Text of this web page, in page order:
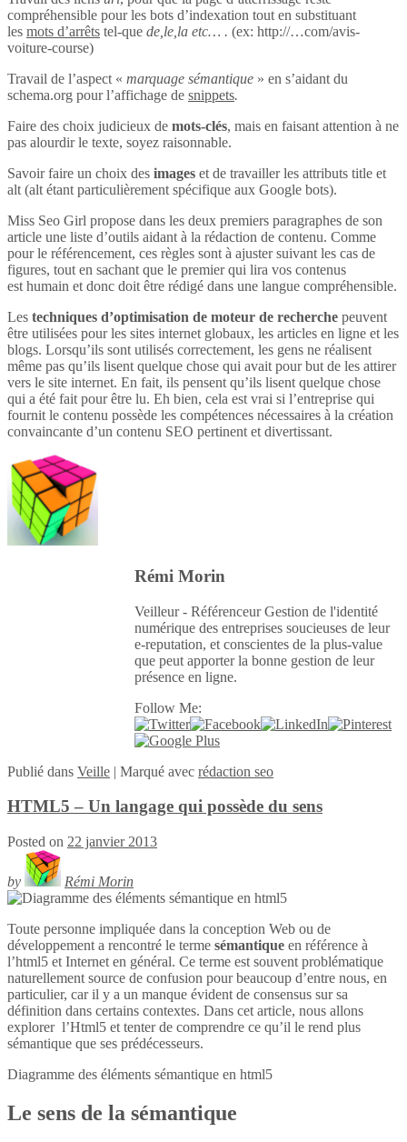
compréhensible pour les bots d’indexation tout en substituant
les mots d’arrêts tel-que de,le,la etc… . (ex: http://…com/avis-
voiture-course)
Travail de l’aspect « marquage sémantique » en s’aidant du
schema.org pour l’affichage de snippets.
Faire des choix judicieux de mots-clés, mais en faisant attention à ne
pas alourdir le texte, soyez raisonnable.
Savoir faire un choix des images et de travailler les attributs title et
alt (alt étant particulièrement spécifique aux Google bots).
Miss Seo Girl propose dans les deux premiers paragraphes de son
article une liste d’outils aidant à la rédaction de contenu. Comme
pour le référencement, ces règles sont à ajuster suivant les cas de
figures, tout en sachant que le premier qui lira vos contenus
est humain et donc doit être rédigé dans une langue compréhensible.
Les techniques d’optimisation de moteur de recherche peuvent
être utilisées pour les sites internet globaux, les articles en ligne et les
blogs. Lorsqu’ils sont utilisés correctement, les gens ne réalisent
même pas qu’ils lisent quelque chose qui avait pour but de les attirer
vers le site internet. En fait, ils pensent qu’ils lisent quelque chose
qui a été fait pour être lu. Eh bien, cela est vrai si l’entreprise qui
fournit le contenu possède les compétences nécessaires à la création
convaincante d’un contenu SEO pertinent et divertissant.
Rémi Morin
Veilleur - Référenceur Gestion de l'identité
numérique des entreprises soucieuses de leur
e-reputation, et conscientes de la plus-value
que peut apporter la bonne gestion de leur
présence en ligne.
Follow Me:
Publié dans Veille | Marqué avec rédaction seo
HTML5 – Un langage qui possède du sens
Posted on 22 janvier 2013
by Rémi Morin
Toute personne impliquée dans la conception Web ou de
développement a rencontré le terme sémantique en référence à
l’html5 et Internet en général. Ce terme est souvent problématique
naturellement source de confusion pour beaucoup d’entre nous, en
particulier, car il y a un manque évident de consensus sur sa
définition dans certains contextes. Dans cet article, nous allons
explorer l’Html5 et tenter de comprendre ce qu’il le rend plus
sémantique que ses prédécesseurs.
Diagramme des éléments sémantique en html5
Le sens de la sémantique